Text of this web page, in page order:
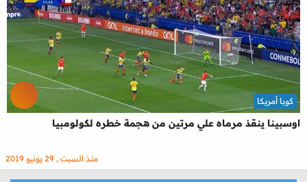
اوسبينا ينقذ مرماه علي مرتين من هجمة خطره لكولومبيا
كوبا أمريكا
منذ السبت , 29 يونيو 2019